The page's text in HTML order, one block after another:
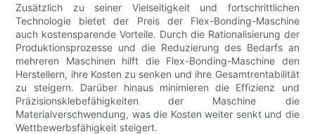
Zusätzlich zu seiner Vielseitigkeit und fortschrittlichen
Technologie bietet der Preis der Flex-Bonding-Maschine
auch kostensparende Vorteile. Durch die Rationalisierung der
Produktionsprozesse und die Reduzierung des Bedarfs an
mehreren Maschinen hilft die Flex-Bonding-Maschine den
Herstellern, ihre Kosten zu senken und ihre Gesamtrentabilität
zu steigern. Darüber hinaus minimieren die Effizienz und
Präzisionsklebefähigkeiten der Maschine die
Materialverschwendung, was die Kosten weiter senkt und die
Wettbewerbsfähigkeit steigert.